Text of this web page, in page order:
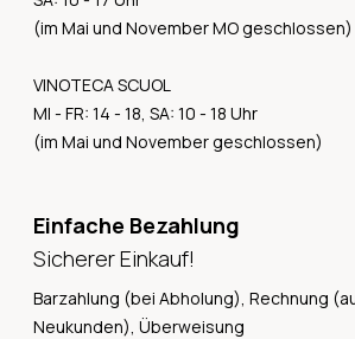
(im Mai und November MO geschlossen)
VINOTECA SCUOL
MI - FR: 14 - 18, SA: 10 - 18 Uhr
(im Mai und November geschlossen)
Einfache Bezahlung
Sicherer Einkauf!
Barzahlung (bei Abholung), Rechnung
Neukunden), Überweisung